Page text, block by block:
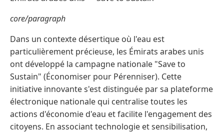
core/paragraph
Dans un contexte désertique où l'eau est
particulièrement précieuse, les Émirats arabes unis
ont développé la campagne nationale "Save to
Sustain" (Économiser pour Pérenniser). Cette
initiative innovante s'est distinguée par sa plateforme
électronique nationale qui centralise toutes les
actions d'économie d'eau et facilite l'engagement des
citoyens. En associant technologie et sensibilisation,